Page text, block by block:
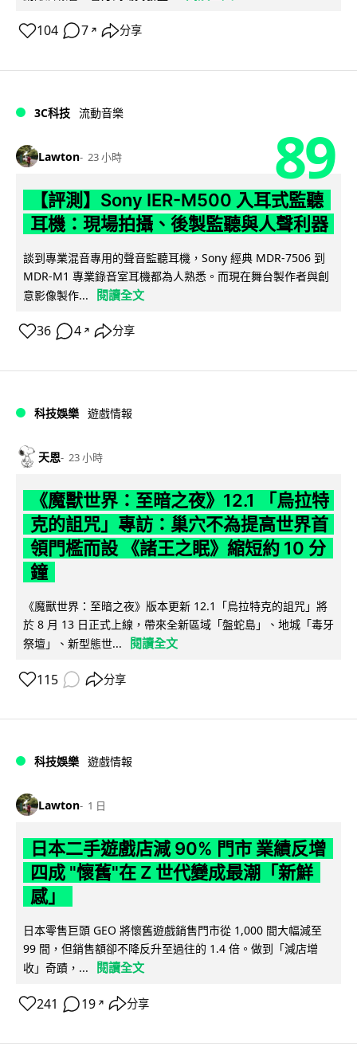
104 7 ↗ 分享
3C科技 流動音樂
Lawton 23 小時 89
【評測】Sony IER-M500 入耳式監聽
耳機：現場拍攝、後製監聽與人聲利器
談到專業混音專用的聲音監聽耳機，Sony 經典 MDR-7506 到
MDR-M1 專業錄音室耳機都為人熟悉。而現在舞台製作者與創
意影像製作...
閱讀全文
36 4 ↗ 分享
科技娛樂 遊戲情報
天恩 23 小時
《魔獸世界：至暗之夜》12.1 「烏拉特
克的詛咒」專訪：巢穴不為提高世界首
領門檻而設 《諸王之眠》縮短約 10 分
鐘
《魔獸世界：至暗之夜》版本更新 12.1「烏拉特克的詛咒」將
於 8 月 13 日正式上線，帶來全新區域「盤蛇島」、地城「毒牙
祭壇」、新型態世...
閱讀全文
115 分享
科技娛樂 遊戲情報
Lawton 1 日
日本二手遊戲店減 90% 門市 業績反增
四成 "懷舊"在 Z 世代變成最潮「新鮮
感」
日本零售巨頭 GEO 將懷舊遊戲銷售門市從 1,000 間大幅減至
99 間，但銷售額卻不降反升至過往的 1.4 倍。做到「減店增
收」奇蹟，...
閱讀全文
241 19 ↗ 分享